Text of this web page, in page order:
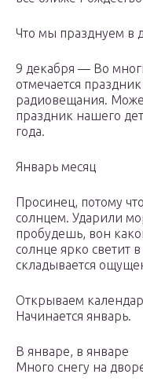
Что мы празднуем в
9 декабря — Во
отмечается
радиовещания.
праздник нашего
года.
Январь месяц
Просинец, потому
солнцем. Ударили
пробудешь, вон
солнце ярко светит
складывается
Открываем
Начинается январь.
В январе, в январе
Много снегу на